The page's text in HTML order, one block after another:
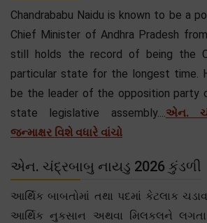
Chandrababu Naidu is known to be a
Chief Minister of Andhra Pradesh
still holds the record of being the
particular state for the longest time.
be the leader of the opposition party
state legislative assembly....એન.
જન્માક્ષર વિશે વધારે વાંચો
એન. ચંદ્રબાબુ નાયડુ 2026 કુંડળી
આર્થિક બાબતોમાં તથા પદમાં કેટલાક
આર્થિક નુકસાન અથવા મિલકલને